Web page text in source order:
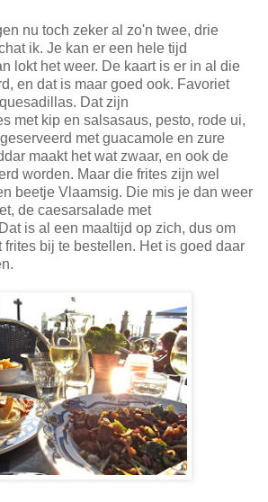
nu toch zeker al zo'n twee, drie
ik. Je kan er een hele tijd
lokt het weer. De kaart is er in al die
en dat is maar goed ook. Favoriet
Dat zijn
met kip en salsasaus, pesto, rode ui,
met guacamole en zure
maakt het wat zwaar, en ook de
worden. Maar die frites zijn wel
beetje Vlaamsig. Die mis je dan weer
de caesarsalade met
is al een maaltijd op zich, dus om
frites bij te bestellen. Het is goed daar